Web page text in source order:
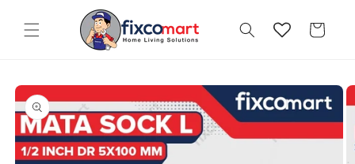
content
Cart
Skip to
product
information